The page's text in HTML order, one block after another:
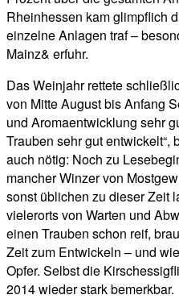
Rheinhessen kam glimpflich
einzelne Anlagen traf –
Mainz& erfuhr.
Das Weinjahr rettete
von Mitte August bis Anfang
und Aromaentwicklung sehr
Trauben sehr gut entwickelt“,
auch nötig: Noch zu
mancher Winzer von
sonst üblichen zu dieser Zeit
vielerorts von Warten und
einen Trauben schon reif,
Zeit zum Entwickeln – und
Opfer. Selbst die
2014 wieder stark bemerkbar.